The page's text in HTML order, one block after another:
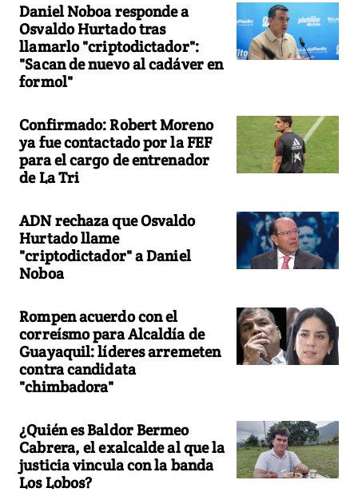
Daniel Noboa responde a
Osvaldo Hurtado tras
llamarlo "criptodictador":
"Sacan de nuevo al cadáver en
formol"
Confirmado: Robert Moreno
ya fue contactado por la FEF
para el cargo de entrenador
de La Tri
ADN rechaza que Osvaldo
Hurtado llame
"criptodictador" a Daniel
Noboa
Rompen acuerdo con el
correísmo para Alcaldía de
Guayaquil: líderes arremeten
contra candidata
"chimbadora"
¿Quién es Baldor Bermeo
Cabrera, el exalcalde al que la
justicia vincula con la banda
Los Lobos?